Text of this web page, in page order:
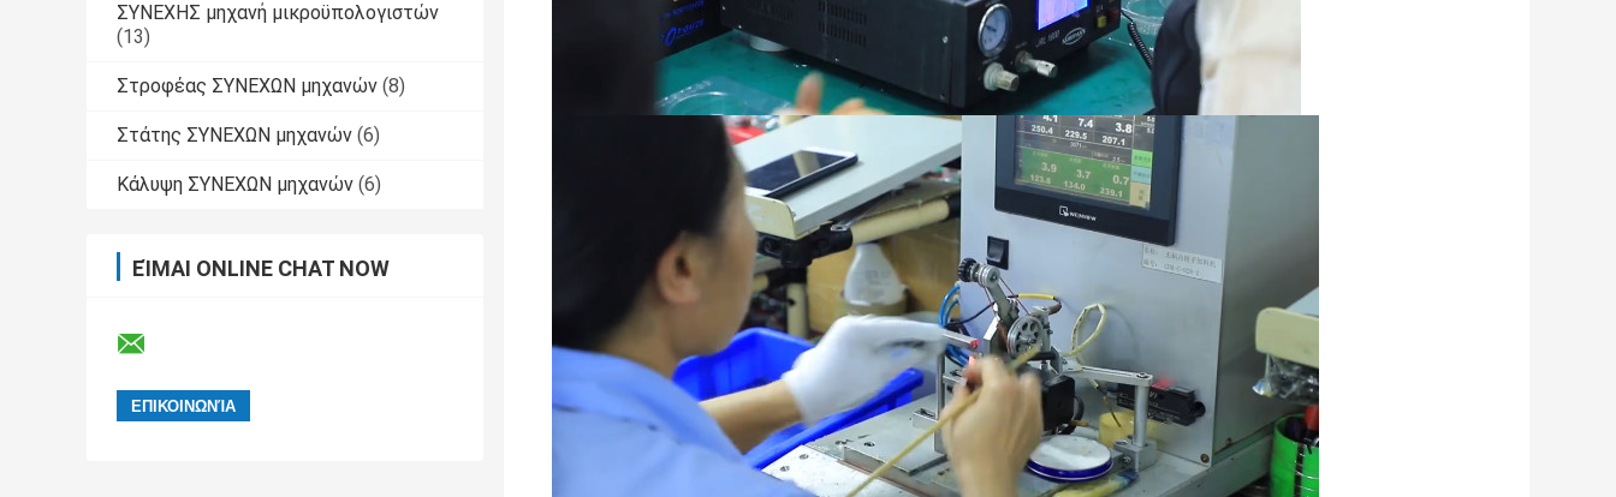
ΣΥΝΕΧΗΣ μηχανή μικροϋπολογιστών
(13)
Στροφέας ΣΥΝΕΧΩΝ μηχανών (8)
Στάτης ΣΥΝΕΧΩΝ μηχανών (6)
Κάλυψη ΣΥΝΕΧΩΝ μηχανών (6)
ΕΊΜΑΙ ONLINE CHAT NOW